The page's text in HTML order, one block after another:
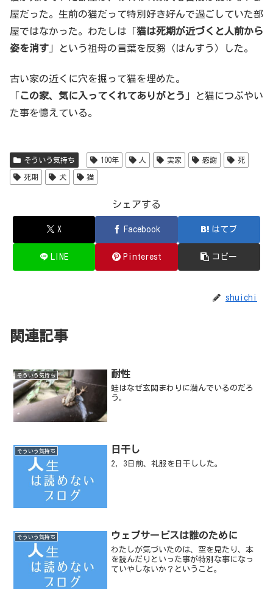
屋だった。生前の猫だって特別好き好んで過ごしていた部
屋ではなかった。わたしは「猫は死期が近づくと人前から
姿を消す 」という祖母の言葉を反芻（はんすう）した。
古い家の近くに穴を掘って猫を埋めた。
「この家、気に入ってくれてありがとう 」と猫につぶやい
た事を憶えている。
そういう気持ち 100年 人 実家 感謝 死
死期 犬 猫
シェアする
X Facebook はてブ
LINE Pinterest コピー
shuichi
関連記事
そういう気持ち 耐性
蛙はなぜ玄関まわりに潜んでいるのだろ
う。
そういう気持ち 日干し
2，3日前、礼服を日干しした。
そういう気持ち ウェブサービスは誰のために
わたしが気づいたのは、空を見たり、本
を読んだりといった事が特別な事になっ
ていやしないか？ということ。